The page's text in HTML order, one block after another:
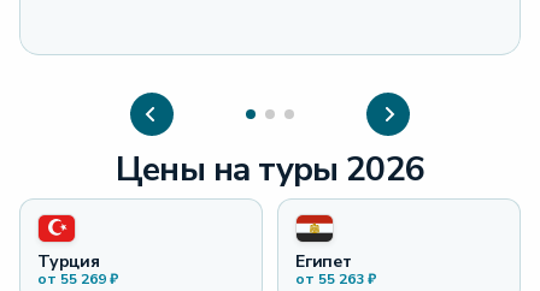
Цены на туры 2026
Турция
от 55 269₽
Египет
от 55 263₽